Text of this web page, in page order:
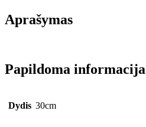
Aprašymas
Papildoma informacija
Dydis 30cm